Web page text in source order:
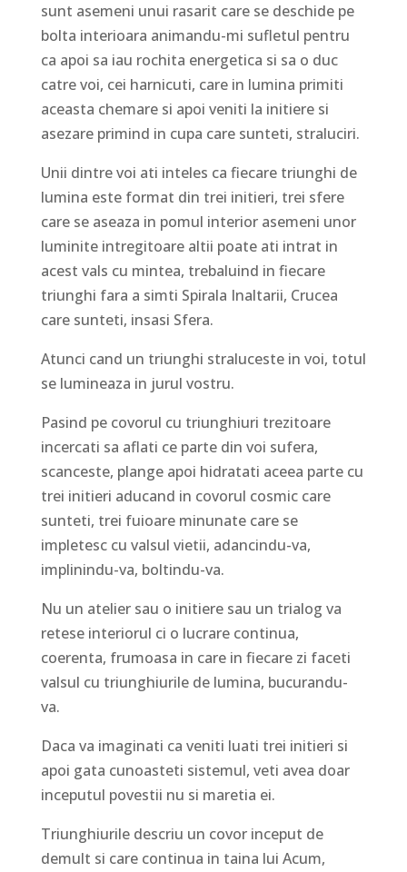
sunt asemeni unui rasarit care se deschide pe
bolta interioara animandu-mi sufletul pentru
ca apoi sa iau rochita energetica si sa o duc
catre voi, cei harnicuti, care in lumina primiti
aceasta chemare si apoi veniti la initiere si
asezare primind in cupa care sunteti, straluciri.
Unii dintre voi ati inteles ca fiecare triunghi de
lumina este format din trei initieri, trei sfere
care se aseaza in pomul interior asemeni unor
luminite intregitoare altii poate ati intrat in
acest vals cu mintea, trebaluind in fiecare
triunghi fara a simti Spirala Inaltarii, Crucea
care sunteti, insasi Sfera.
Atunci cand un triunghi straluceste in voi, totul
se lumineaza in jurul vostru.
Pasind pe covorul cu triunghiuri trezitoare
incercati sa aflati ce parte din voi sufera,
scanceste, plange apoi hidratati aceea parte cu
trei initieri aducand in covorul cosmic care
sunteti, trei fuioare minunate care se
impletesc cu valsul vietii, adancindu-va,
implinindu-va, boltindu-va.
Nu un atelier sau o initiere sau un trialog va
retese interiorul ci o lucrare continua,
coerenta, frumoasa in care in fiecare zi faceti
valsul cu triunghiurile de lumina, bucurandu-
va.
Daca va imaginati ca veniti luati trei initieri si
apoi gata cunoasteti sistemul, veti avea doar
inceputul povestii nu si maretia ei.
Triunghiurile descriu un covor inceput de
demult si care continua in taina lui Acum,